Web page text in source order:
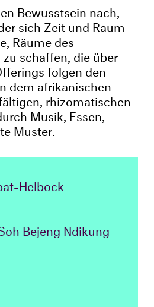
Bewusstsein nach,
sich Zeit und Raum
Räume des
schaffen, die über
folgen den
dem afrikanischen
rhizomatischen
Musik, Essen,
Muster.
Helbock
Bejeng Ndikung